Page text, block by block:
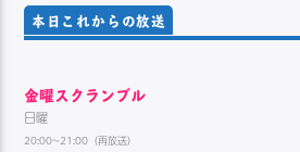
本日これからの放送
金曜スクランブル
日曜
20:00~21:00（再放送）